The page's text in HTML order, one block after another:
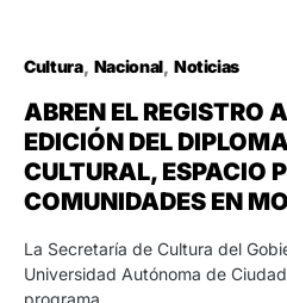
Cultura Nacional Noticias
ABREN EL REGISTRO
EDICIÓN DEL
CULTURAL, ESPACIO
COMUNIDADES EN
La Secretaría de Cultura del
Universidad Autónoma de
programa…